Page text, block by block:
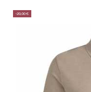
-20,00 €